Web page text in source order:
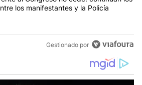
los manifestantes y la Policía
Gestionado por